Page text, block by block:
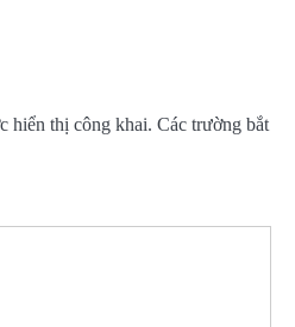
hiển thị công khai. Các trường bắt